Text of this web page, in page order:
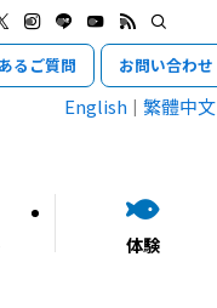
体験
るご質問 お問い合わせ
English 繁體中文